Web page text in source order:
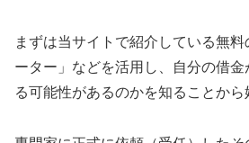
まずは当サイトで紹介している無
ーター」などを活用し、自分の借
る可能性があるのかを知ることから